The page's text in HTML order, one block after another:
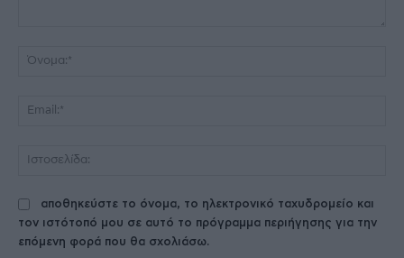
αποθηκεύστε το όνομα, το ηλεκτρονικό ταχυδρομείο και
τον ιστότοπό μου σε αυτό το πρόγραμμα περιήγησης για την
επόμενη φορά που θα σχολιάσω.